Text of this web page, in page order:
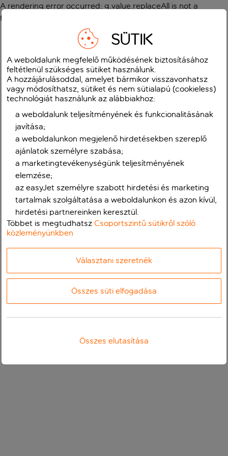
A rendering error occurred: g.value.replaceAll is not a
function
SÜTIK
A weboldalunk megfelelő működésének biztosításához
feltétlenül szükséges sütiket használunk.
A hozzájárulásoddal, amelyet bármikor visszavonhatsz
vagy módosíthatsz, sütiket és nem sütialapú (cookieless)
technológiát használunk az alábbiakhoz:
a weboldalunk teljesítményének és funkcionalitásának
javítása;
a weboldalunkon megjelenő hirdetésekben szereplő
ajánlatok személyre szabása;
a marketingtevékenységünk teljesítményének
elemzése;
az easyJet személyre szabott hirdetési és marketing
tartalmak szolgáltatása a weboldalunkon és azon kívül,
hirdetési partnereinken keresztül.
Többet is megtudhatszCsoportszintű sütikről szóló
közleményünkben
Választani szeretnék
Összes süti elfogadása
Összes elutasítása